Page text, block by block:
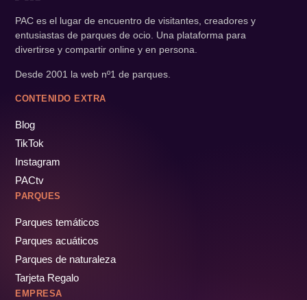
PAC es el lugar de encuentro de visitantes, creadores y
entusiastas de parques de ocio. Una plataforma para
divertirse y compartir online y en persona.
Desde 2001 la web nº1 de parques.
CONTENIDO EXTRA
Blog
TikTok
Instagram
PACtv
PARQUES
Parques temáticos
Parques acuáticos
Parques de naturaleza
Tarjeta Regalo
EMPRESA